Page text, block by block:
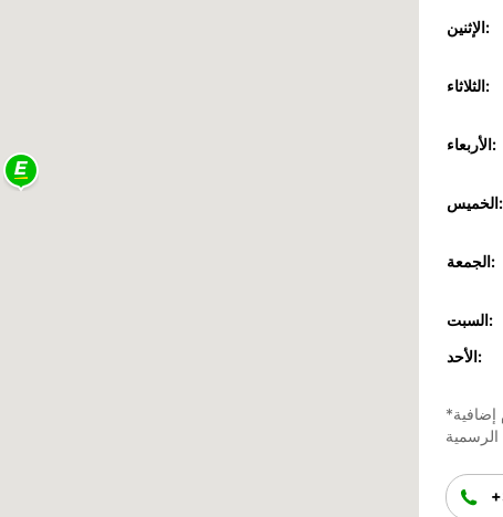
الإثنين:
الثلاثاء:
الأربعاء:
الخميس:
الجمعة:
السبت:
الأحد:
إضافية